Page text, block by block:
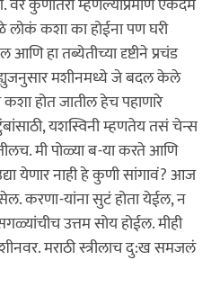
लोकं कशा का होईना पण घरी
हा तब्येतीच्या दृष्टीने प्रचंड
मशीनमध्ये जे बदल केले
होत जातील हेच पहाणारे
यशस्विनी म्हणतेय तसं चेन्स
मी पोळ्या ब-या करते आणि
येणार नाही हे कुणी सांगावं? आज
करणा-यांना सुटं होता येईल, न
उत्तम सोय होईल. मीही
मराठी स्त्रीलाच दु:ख समजलं